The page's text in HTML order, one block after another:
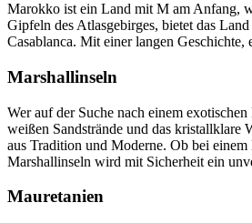
Marokko ist ein Land mit M am Anfang,
Gipfeln des Atlasgebirges, bietet das
Casablanca. Mit einer langen
Marshallinseln
Wer auf der Suche nach einem
weißen Sandstrände und das kristallklare
aus Tradition und Moderne. Ob bei
Marshallinseln wird mit Sicherheit ein
Mauretanien